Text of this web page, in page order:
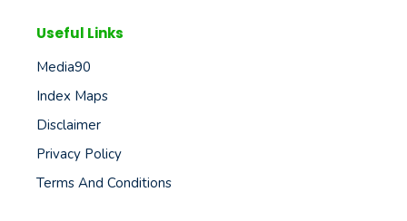
Useful Links
Media90
Index Maps
Disclaimer
Privacy Policy
Terms And Conditions